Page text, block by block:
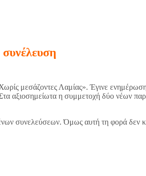
μεσάζοντες Λαμίας». Έγινε
Στα αξιοσημείωτα η συμμετοχή δύο νέων
συνελεύσεων. Όμως αυτή τη φορά δεν